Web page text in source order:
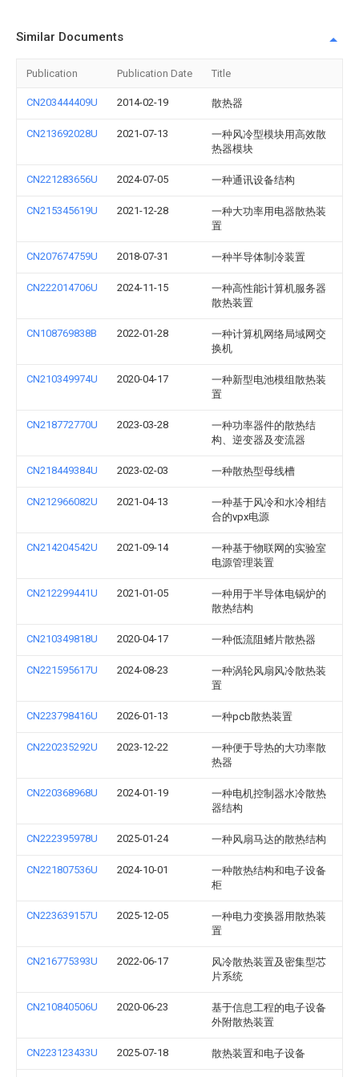
Similar Documents
Publication Publication Date Title
CN203444409U 2014-02-19 散热器
CN213692028U 2021-07-13
一种风冷型模块用高效散
热器模块
CN221283656U 2024-07-05 一种通讯设备结构
CN215345619U 2021-12-28
一种大功率用电器散热装
置
CN207674759U 2018-07-31 一种半导体制冷装置
CN222014706U 2024-11-15
一种高性能计算机服务器
散热装置
CN108769838B 2022-01-28
一种计算机网络局域网交
换机
CN210349974U 2020-04-17
一种新型电池模组散热装
置
CN218772770U 2023-03-28
一种功率器件的散热结
构、逆变器及变流器
CN218449384U 2023-02-03 一种散热型母线槽
CN212966082U 2021-04-13
一种基于风冷和水冷相结
合的vpx电源
CN214204542U 2021-09-14
一种基于物联网的实验室
电源管理装置
CN212299441U 2021-01-05
一种用于半导体电锅炉的
散热结构
CN210349818U 2020-04-17 一种低流阻鳍片散热器
CN221595617U 2024-08-23
一种涡轮风扇风冷散热装
置
CN223798416U 2026-01-13 一种pcb散热装置
CN220235292U 2023-12-22
一种便于导热的大功率散
热器
CN220368968U 2024-01-19
一种电机控制器水冷散热
器结构
CN222395978U 2025-01-24 一种风扇马达的散热结构
CN221807536U 2024-10-01
一种散热结构和电子设备
柜
CN223639157U 2025-12-05
一种电力变换器用散热装
置
CN216775393U 2022-06-17
风冷散热装置及密集型芯
片系统
CN210840506U 2020-06-23
基于信息工程的电子设备
外附散热装置
CN223123433U 2025-07-18 散热装置和电子设备